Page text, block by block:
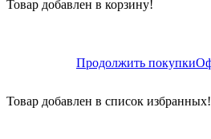
Товар добавлен в корзину!
Продолжить покупки
Товар добавлен в список избранных!